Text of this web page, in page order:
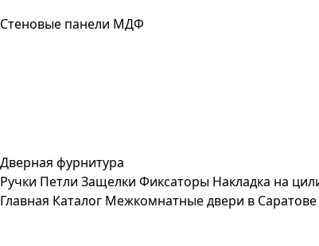
Стеновые панели МДФ
Дверная фурнитура
Ручки Петли Защелки Фиксаторы Накладка на
Главная Каталог Межкомнатные двери в Саратове